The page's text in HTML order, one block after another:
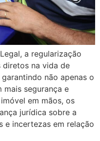
a regularização
na vida de
não apenas o
mais segurança e
em mãos, os
jurídica sobre a
e incertezas em relação